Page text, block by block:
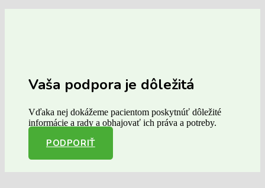
Vaša podpora je dôležitá
Vďaka nej dokážeme pacientom poskytnúť dôležité
informácie a rady a obhajovať ich práva a potreby.
PODPORIŤ